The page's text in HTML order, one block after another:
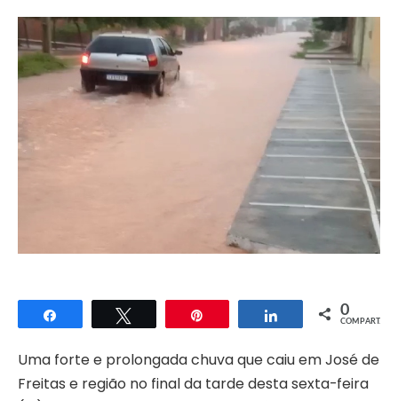
Compartilhar Compartilhar
0
COMPART.
Uma forte e prolongada chuva que caiu em José de
Freitas e região no final da tarde desta sexta-feira